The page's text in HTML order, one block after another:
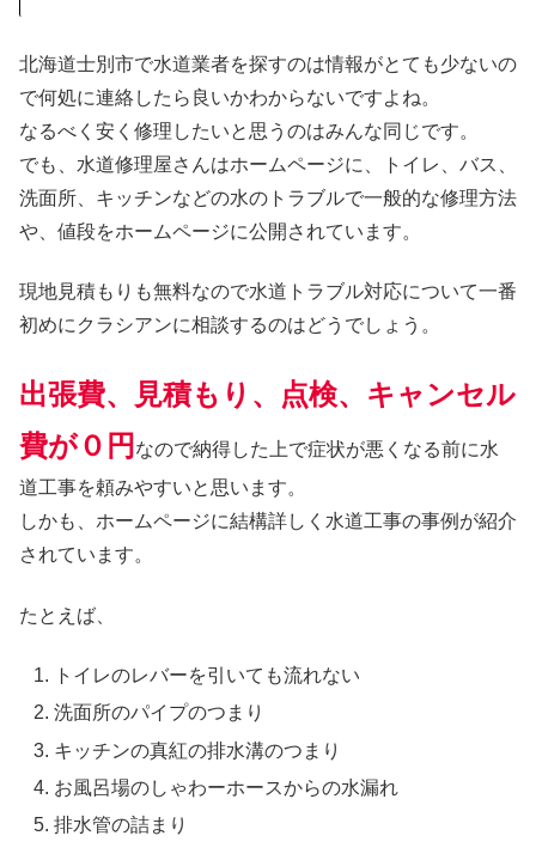
北海道士別市で水道業者を探すのは情報がとても少ないの
で何処に連絡したら良いかわからないですよね。
なるべく安く修理したいと思うのはみんな同じです。
でも、水道修理屋さんはホームページに、トイレ、バス、
洗面所、キッチンなどの水のトラブルで一般的な修理方法
や、値段をホームページに公開されています。
現地見積もりも無料なので水道トラブル対応について一番
初めにクラシアンに相談するのはどうでしょう。
出張費、見積もり、点検、キャンセル
費が０円 なので納得した上で症状が悪くなる前に水
道工事を頼みやすいと思います。
しかも、ホームページに結構詳しく水道工事の事例が紹介
されています。
たとえば、
トイレのレバーを引いても流れない
洗面所のパイプのつまり
キッチンの真紅の排水溝のつまり
お風呂場のしゃわーホースからの水漏れ
排水管の詰まり